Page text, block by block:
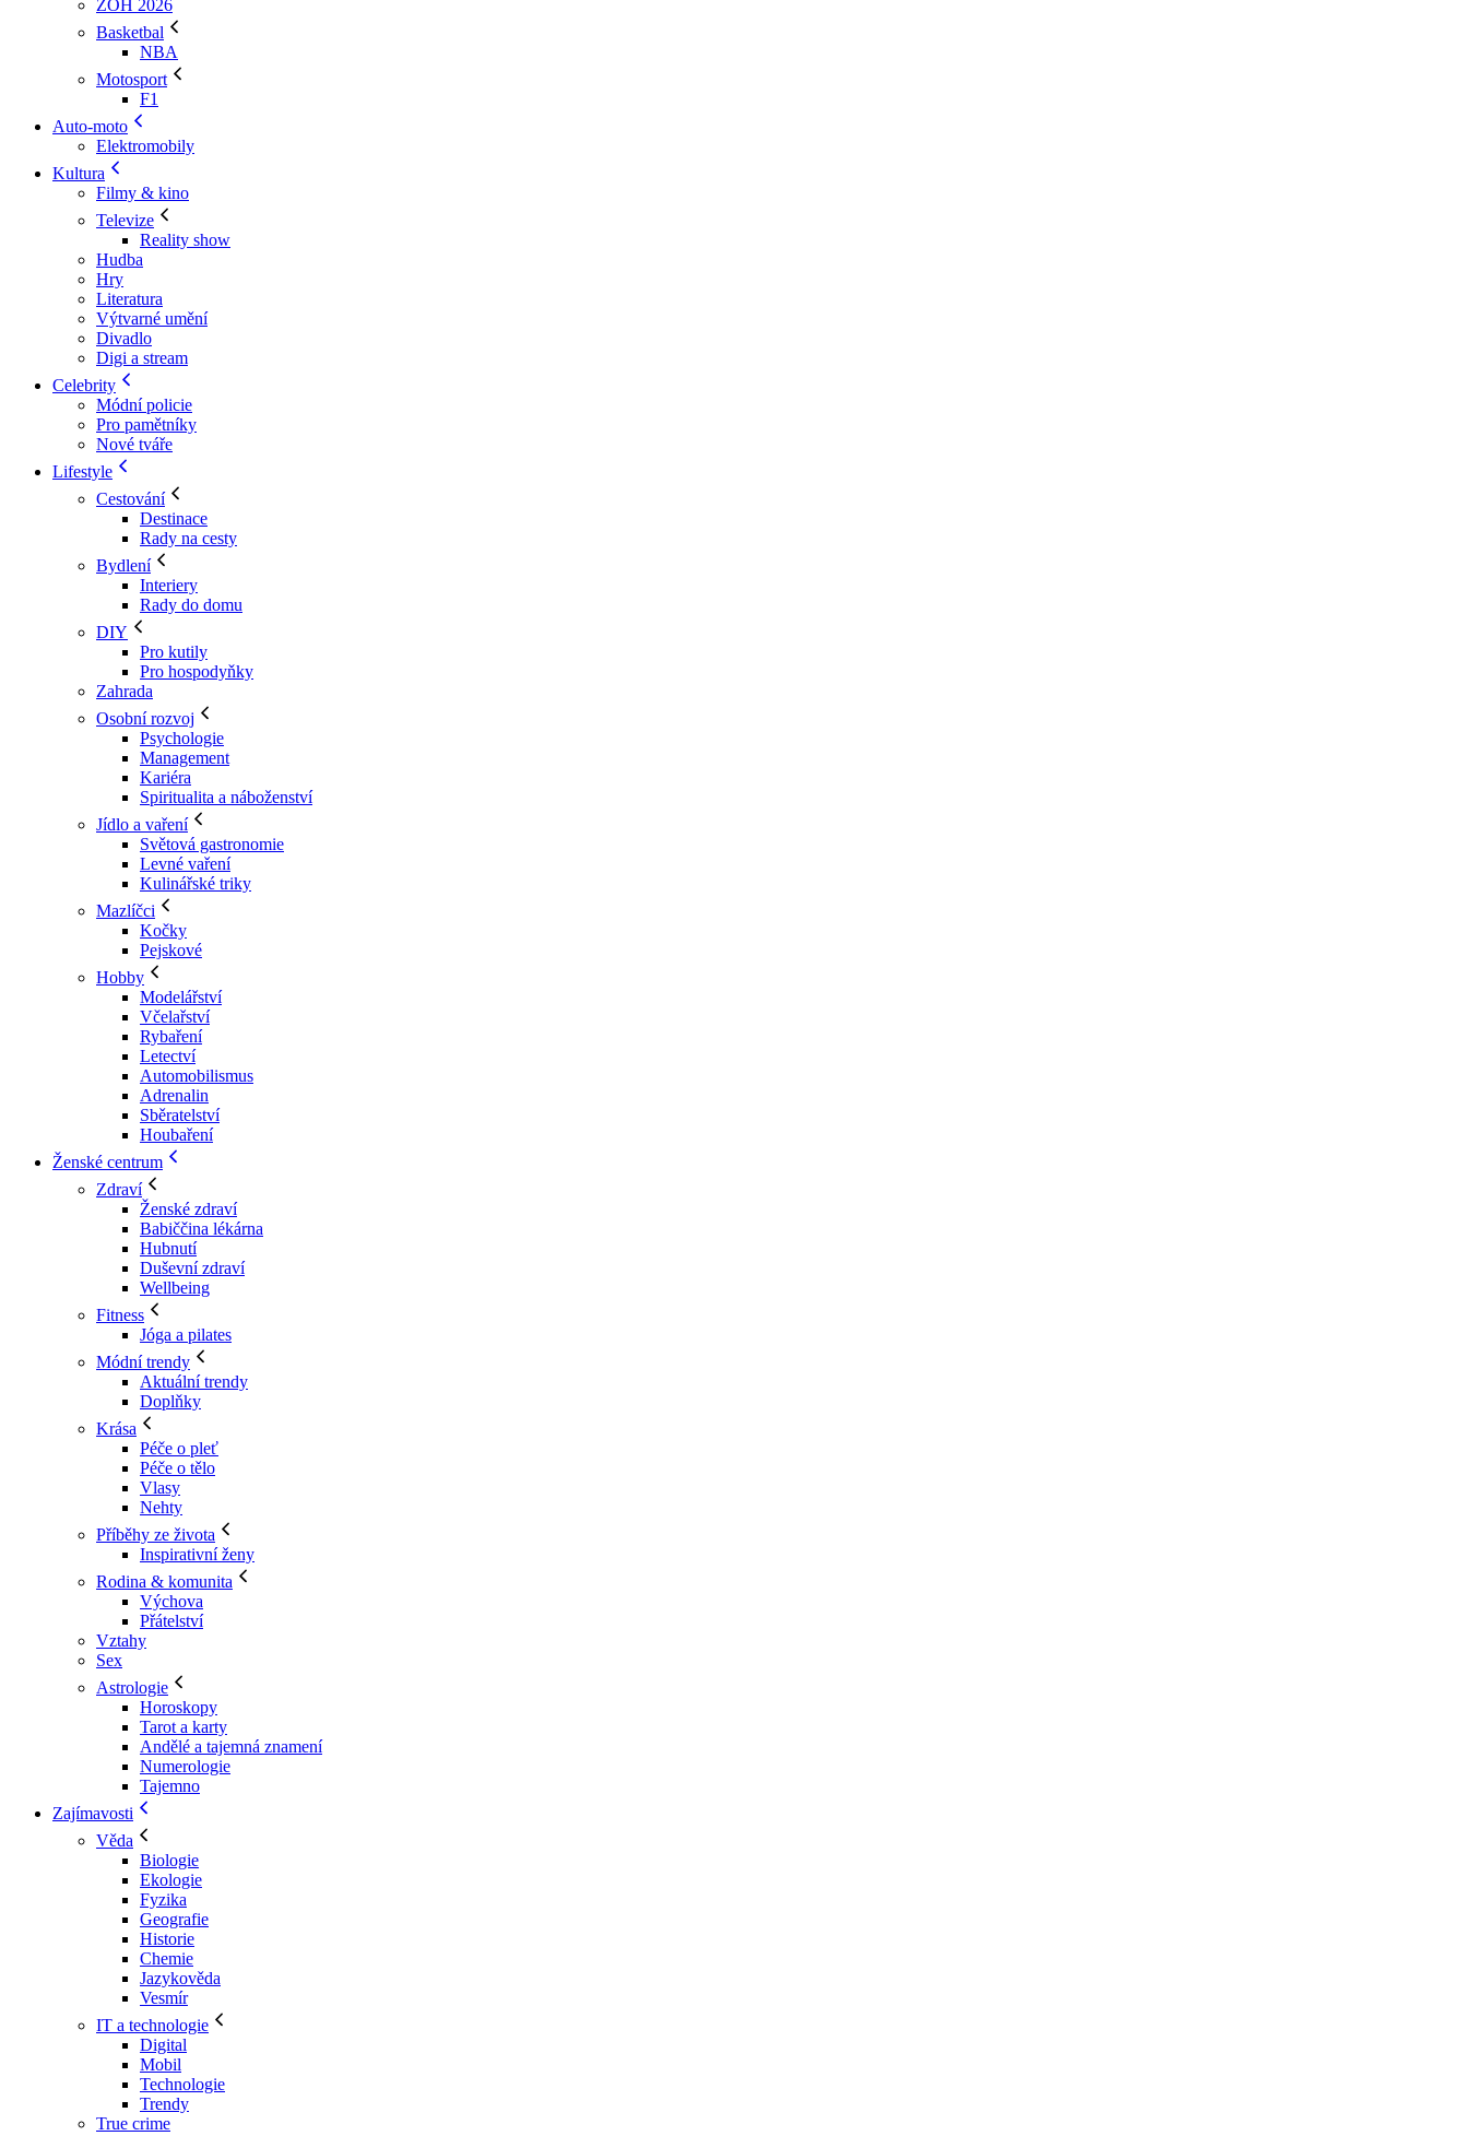
ZOH 2026
Basketbal
NBA
Motosport
F1
Auto-moto
Elektromobily
Kultura
Filmy & kino
Televize
Reality show
Hudba
Hry
Literatura
Výtvarné umění
Divadlo
Digi a stream
Celebrity
Módní policie
Pro pamětníky
Nové tváře
Lifestyle
Cestování
Destinace
Rady na cesty
Bydlení
Interiery
Rady do domu
DIY
Pro kutily
Pro hospodyňky
Zahrada
Osobní rozvoj
Psychologie
Management
Kariéra
Spiritualita a náboženství
Jídlo a vaření
Světová gastronomie
Levné vaření
Kulinářské triky
Mazlíčci
Kočky
Pejskové
Hobby
Modelářství
Včelařství
Rybaření
Letectví
Automobilismus
Adrenalin
Sběratelství
Houbaření
Ženské centrum
Zdraví
Ženské zdraví
Babiččina lékárna
Hubnutí
Duševní zdraví
Wellbeing
Fitness
Jóga a pilates
Módní trendy
Aktuální trendy
Doplňky
Krása
Péče o pleť
Péče o tělo
Vlasy
Nehty
Příběhy ze života
Inspirativní ženy
Rodina & komunita
Výchova
Přátelství
Vztahy
Sex
Astrologie
Horoskopy
Tarot a karty
Andělé a tajemná znamení
Numerologie
Tajemno
Zajímavosti
Věda
Biologie
Ekologie
Fyzika
Geografie
Historie
Chemie
Jazykověda
Vesmír
IT a technologie
Digital
Mobil
Technologie
Trendy
True crime